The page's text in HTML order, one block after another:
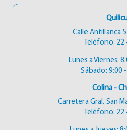
Calle Antillanca
Teléfono: 22
Lunes a Viernes:
Sábado: 9:00
Colina -
Carretera Gral. San
Teléfono: 22